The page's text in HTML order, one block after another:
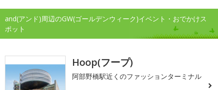
and(アンド)周辺のGW(ゴールデンウィーク)イベント・おでかけス
ポット
Hoop(フープ)
阿部野橋駅近くのファッションターミナル